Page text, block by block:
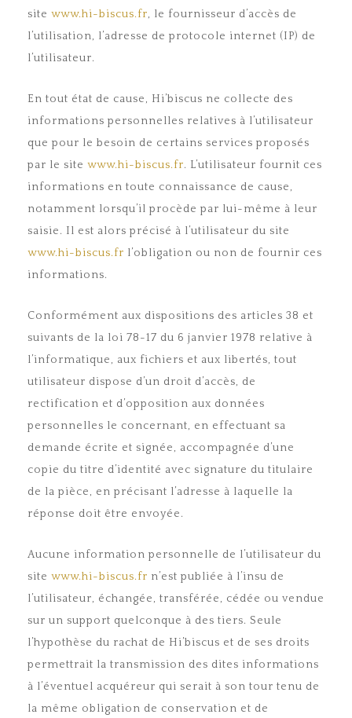
site www.hi-biscus.fr, le fournisseur d’accès de
l’utilisation, l’adresse de protocole internet (IP) de
l’utilisateur.
En tout état de cause, Hi’biscus ne collecte des
informations personnelles relatives à l’utilisateur
que pour le besoin de certains services proposés
par le site www.hi-biscus.fr. L’utilisateur fournit ces
informations en toute connaissance de cause,
notamment lorsqu’il procède par lui-même à leur
saisie. Il est alors précisé à l’utilisateur du site
www.hi-biscus.fr l’obligation ou non de fournir ces
informations.
Conformément aux dispositions des articles 38 et
suivants de la loi 78-17 du 6 janvier 1978 relative à
l’informatique, aux fichiers et aux libertés, tout
utilisateur dispose d’un droit d’accès, de
rectification et d’opposition aux données
personnelles le concernant, en effectuant sa
demande écrite et signée, accompagnée d’une
copie du titre d’identité avec signature du titulaire
de la pièce, en précisant l’adresse à laquelle la
réponse doit être envoyée.
Aucune information personnelle de l’utilisateur du
site www.hi-biscus.fr n’est publiée à l’insu de
l’utilisateur, échangée, transférée, cédée ou vendue
sur un support quelconque à des tiers. Seule
l’hypothèse du rachat de Hi’biscus et de ses droits
permettrait la transmission des dites informations
à l’éventuel acquéreur qui serait à son tour tenu de
la même obligation de conservation et de